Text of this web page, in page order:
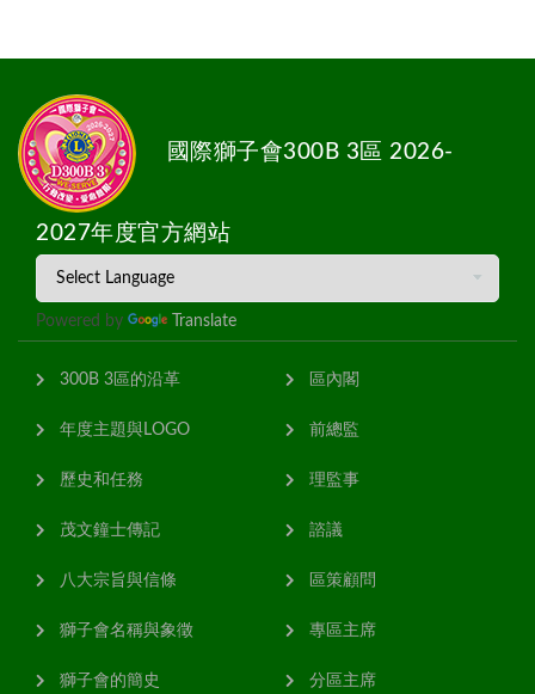
國際獅子會300B 3區 2026-
2027年度官方網站
Powered by Translate
300B 3區的沿革
年度主題與LOGO
歷史和任務
茂文鐘士傳記
八大宗旨與信條
獅子會名稱與象徵
獅子會的簡史
區內閣
前總監
理監事
諮議
區策顧問
專區主席
分區主席